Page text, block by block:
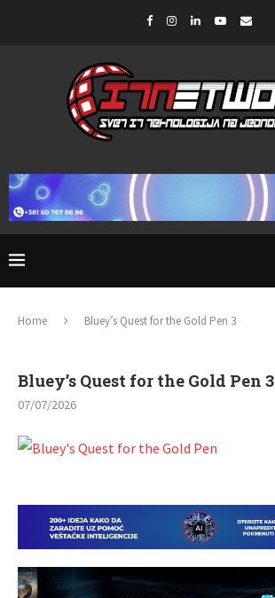
Home Bluey’s Quest for the Gold Pen 3
Bluey’s Quest for the Gold Pen 3
07/07/2026